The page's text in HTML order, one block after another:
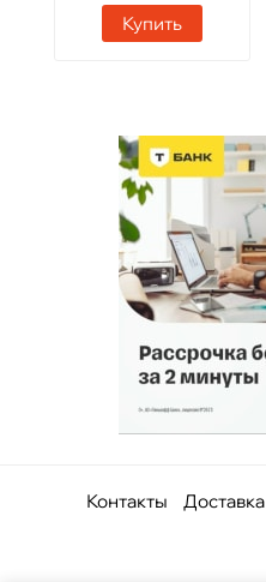
Купить
Контакты Доставка